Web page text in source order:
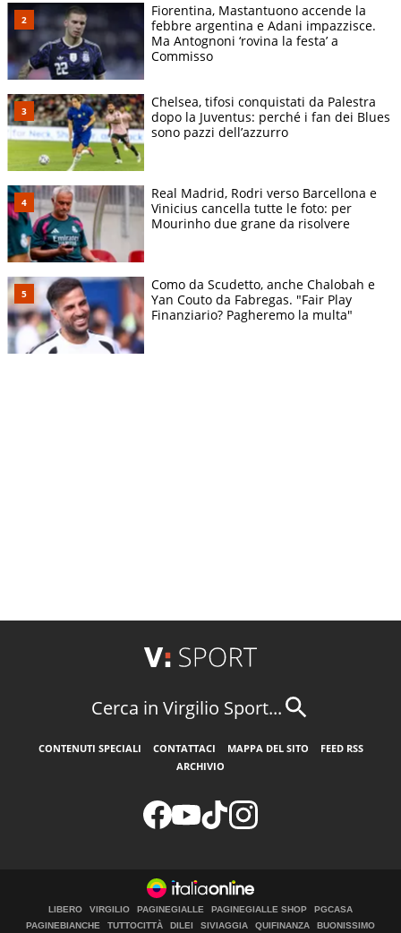
Fiorentina, Mastantuono accende la
febbre argentina e Adani impazzisce.
Ma Antognoni ‘rovina la festa’ a
Commisso
Chelsea, tifosi conquistati da Palestra
dopo la Juventus: perché i fan dei Blues
sono pazzi dell’azzurro
Real Madrid, Rodri verso Barcellona e
Vinicius cancella tutte le foto: per
Mourinho due grane da risolvere
Como da Scudetto, anche Chalobah e
Yan Couto da Fabregas. "Fair Play
Finanziario? Pagheremo la multa"
Cerca in Virgilio Sport...
CONTENUTI SPECIALI CONTATTACI MAPPA DEL SITO
FEED RSS
ARCHIVIO
LIBERO VIRGILIO PAGINEGIALLE PAGINEGIALLE SHOP
PGCASA
PAGINEBIANCHE
TUTTOCITTÀ DILEI SIVIAGGIA QUIFINANZA BUONISSIMO